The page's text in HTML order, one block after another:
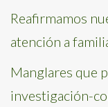
Reafirmamos
atención a
Manglares que
investigación-